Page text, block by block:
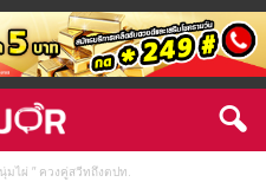
มไผ่ ” ควงคู่สวีทถึงตปท.